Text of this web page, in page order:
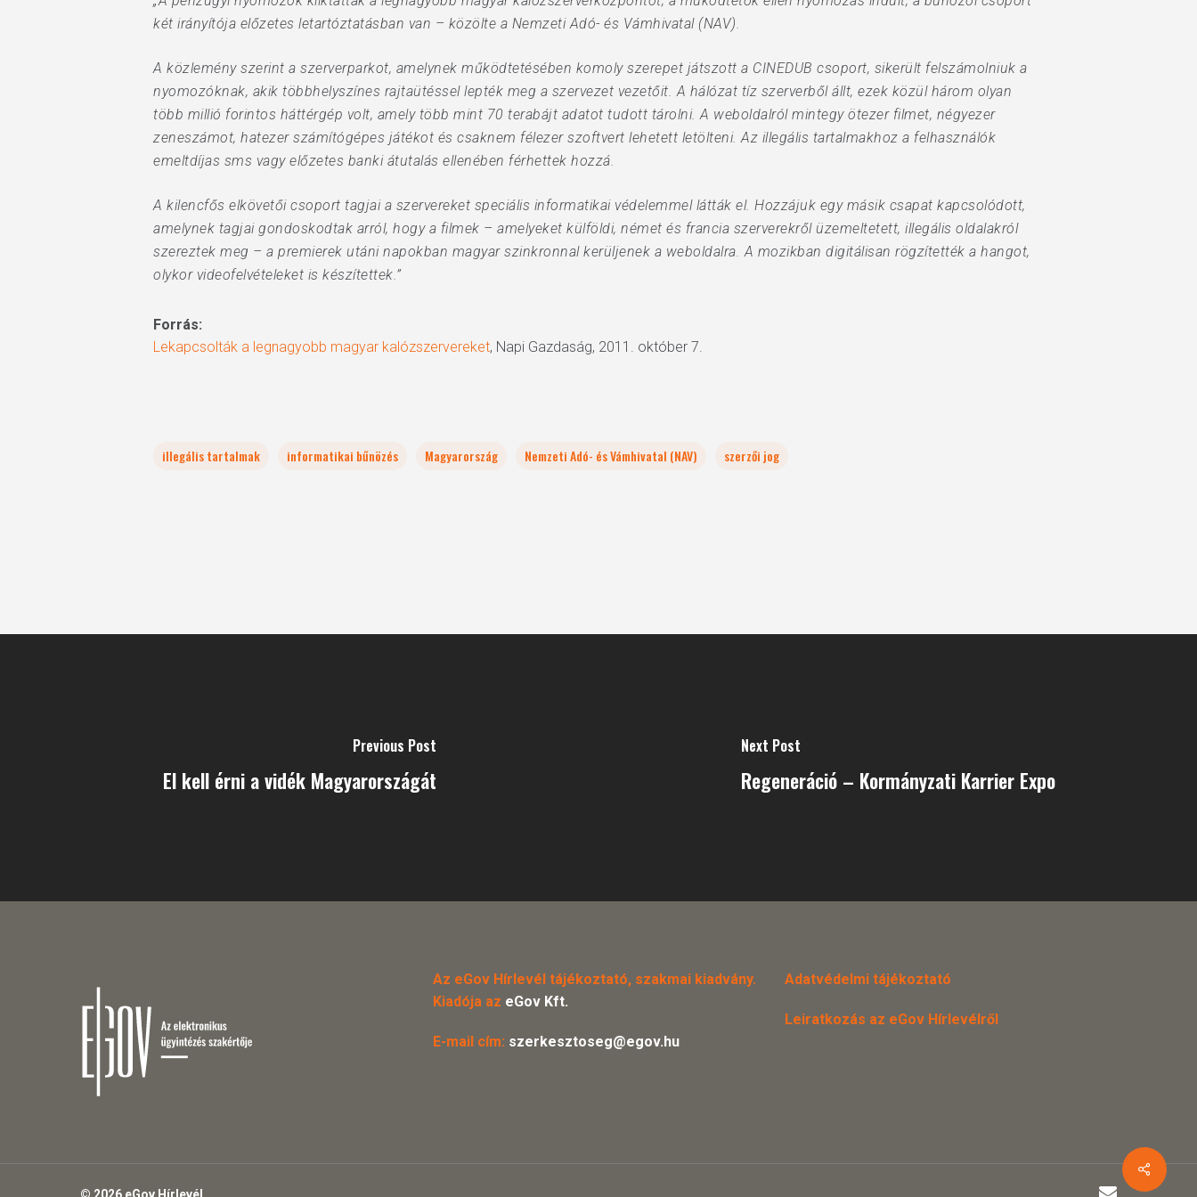
két irányítója előzetes letartóztatásban van – közölte a Nemzeti Adó- és Vámhivatal (NAV).
A közlemény szerint a szerverparkot, amelynek működtetésében komoly szerepet játszott a CINEDUB csoport, sikerült felszámolniuk a
nyomozóknak, akik többhelyszínes rajtaütéssel lepték meg a szervezet vezetőit. A hálózat tíz szerverből állt, ezek közül három olyan
több millió forintos háttérgép volt, amely több mint 70 terabájt adatot tudott tárolni. A weboldalról mintegy ötezer filmet, négyezer
zeneszámot, hatezer számítógépes játékot és csaknem félezer szoftvert lehetett letölteni. Az illegális tartalmakhoz a felhasználók
emeltdíjas sms vagy előzetes banki átutalás ellenében férhettek hozzá.
A kilencfős elkövetői csoport tagjai a szervereket speciális informatikai védelemmel látták el. Hozzájuk egy másik csapat kapcsolódott,
amelynek tagjai gondoskodtak arról, hogy a filmek – amelyeket külföldi, német és francia szerverekről üzemeltetett, illegális oldalakról
szereztek meg – a premierek utáni napokban magyar szinkronnal kerüljenek a weboldalra. A mozikban digitálisan rögzítették a hangot,
olykor videofelvételeket is készítettek.”
Forrás:
Lekapcsolták a legnagyobb magyar kalózszervereket, Napi Gazdaság, 2011. október 7.
illegális tartalmak informatikai bűnözés Magyarország Nemzeti Adó- és Vámhivatal (NAV) szerzői jog
Previous Post
El kell érni a vidék Magyarországát
Next Post
Regeneráció – Kormányzati Karrier Expo
Az eGov Hírlevél tájékoztató, szakmai kiadvány.
Kiadója az eGov Kft.
E-mail cím: szerkesztoseg@egov.hu
Adatvédelmi tájékoztató
Leiratkozás az eGov Hírlevélről
email